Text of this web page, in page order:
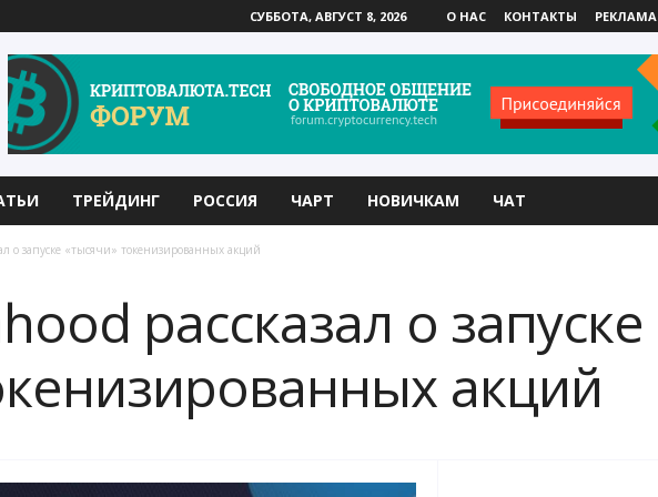
СУББОТА, АВГУСТ 8, 2026 О НАС КОНТАКТЫ РЕКЛАМА
ТРЕЙДИНГ РОССИЯ ЧАРТ НОВИЧКАМ ЧАТ
о запуске «тысячи» токенизированных акций
рассказал о запуске
акций